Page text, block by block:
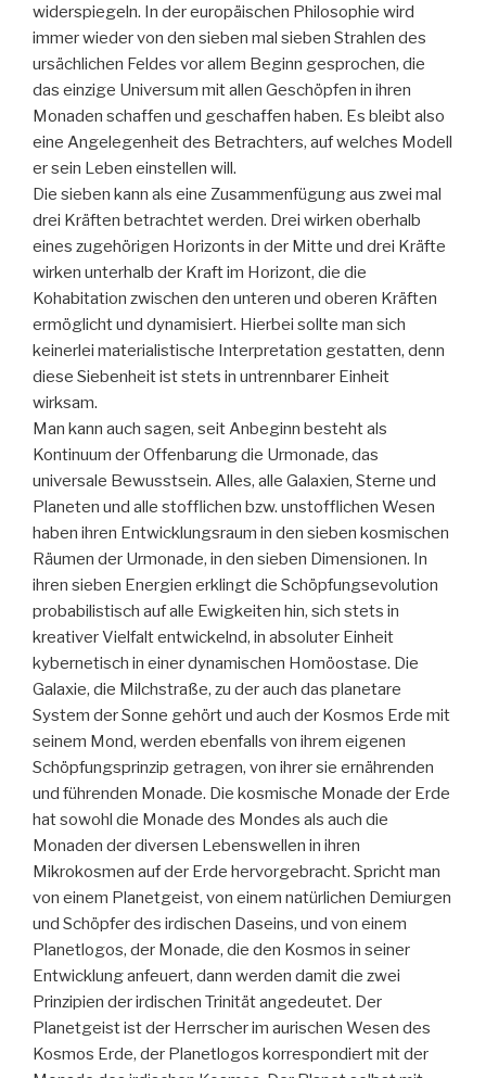
widerspiegeln. In der europäischen Philosophie wird
immer wieder von den sieben mal sieben Strahlen des
ursächlichen Feldes vor allem Beginn gesprochen, die
das einzige Universum mit allen Geschöpfen in ihren
Monaden schaffen und geschaffen haben. Es bleibt also
eine Angelegenheit des Betrachters, auf welches Modell
er sein Leben einstellen will.
Die sieben kann als eine Zusammenfügung aus zwei mal
drei Kräften betrachtet werden. Drei wirken oberhalb
eines zugehörigen Horizonts in der Mitte und drei Kräfte
wirken unterhalb der Kraft im Horizont, die die
Kohabitation zwischen den unteren und oberen Kräften
ermöglicht und dynamisiert. Hierbei sollte man sich
keinerlei materialistische Interpretation gestatten, denn
diese Siebenheit ist stets in untrennbarer Einheit
wirksam.
Man kann auch sagen, seit Anbeginn besteht als
Kontinuum der Offenbarung die Urmonade, das
universale Bewusstsein. Alles, alle Galaxien, Sterne und
Planeten und alle stofflichen bzw. unstofflichen Wesen
haben ihren Entwicklungsraum in den sieben kosmischen
Räumen der Urmonade, in den sieben Dimensionen. In
ihren sieben Energien erklingt die Schöpfungsevolution
probabilistisch auf alle Ewigkeiten hin, sich stets in
kreativer Vielfalt entwickelnd, in absoluter Einheit
kybernetisch in einer dynamischen Homöostase. Die
Galaxie, die Milchstraße, zu der auch das planetare
System der Sonne gehört und auch der Kosmos Erde mit
seinem Mond, werden ebenfalls von ihrem eigenen
Schöpfungsprinzip getragen, von ihrer sie ernährenden
und führenden Monade. Die kosmische Monade der Erde
hat sowohl die Monade des Mondes als auch die
Monaden der diversen Lebenswellen in ihren
Mikrokosmen auf der Erde hervorgebracht. Spricht man
von einem Planetgeist, von einem natürlichen Demiurgen
und Schöpfer des irdischen Daseins, und von einem
Planetlogos, der Monade, die den Kosmos in seiner
Entwicklung anfeuert, dann werden damit die zwei
Prinzipien der irdischen Trinität angedeutet. Der
Planetgeist ist der Herrscher im aurischen Wesen des
Kosmos Erde, der Planetlogos korrespondiert mit der